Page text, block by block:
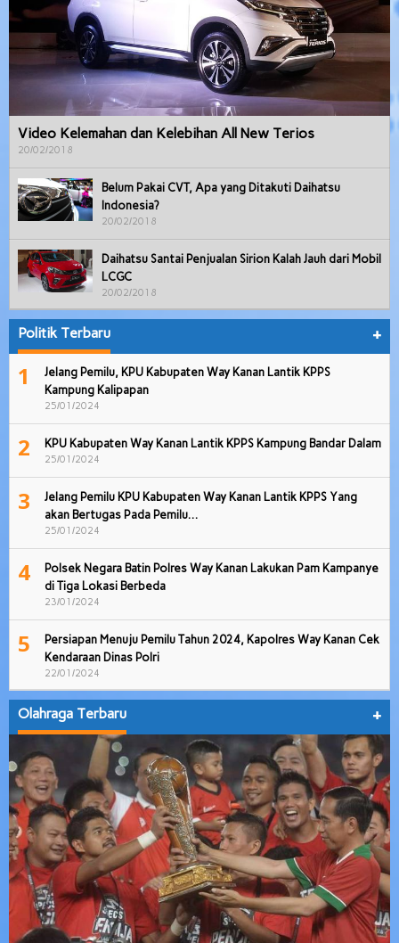
Video Kelemahan dan Kelebihan All New Terios
20/02/2018
Belum Pakai CVT, Apa yang Ditakuti Daihatsu
Indonesia?
20/02/2018
Daihatsu Santai Penjualan Sirion Kalah Jauh dari Mobil
LCGC
20/02/2018
Politik Terbaru +
1
Jelang Pemilu, KPU Kabupaten Way Kanan Lantik KPPS
Kampung Kalipapan
25/01/2024
2 KPU Kabupaten Way Kanan Lantik KPPS Kampung Bandar Dalam
25/01/2024
3
Jelang Pemilu KPU Kabupaten Way Kanan Lantik KPPS Yang
akan Bertugas Pada Pemilu…
25/01/2024
4
Polsek Negara Batin Polres Way Kanan Lakukan Pam Kampanye
di Tiga Lokasi Berbeda
23/01/2024
5
Persiapan Menuju Pemilu Tahun 2024, Kapolres Way Kanan Cek
Kendaraan Dinas Polri
22/01/2024
Olahraga Terbaru +